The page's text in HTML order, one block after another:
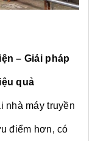
– Giải pháp
quả
nhà máy truyền
điểm hơn, có